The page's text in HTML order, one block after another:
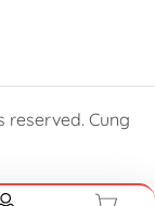
reserved. Cung